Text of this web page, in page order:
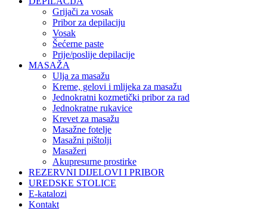
Grijači za vosak
Pribor za depilaciju
Vosak
Šećerne paste
Prije/poslije depilacije
MASAŽA
Ulja za masažu
Kreme, gelovi i mlijeka za masažu
Jednokratni kozmetički pribor za rad
Jednokratne rukavice
Krevet za masažu
Masažne fotelje
Masažni pištolji
Masažeri
Akupresurne prostirke
REZERVNI DIJELOVI I PRIBOR
UREDSKE STOLICE
E-katalozi
Kontakt